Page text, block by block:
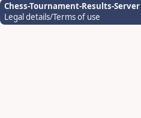
Chess-Tournament-Results-Server
Legal details/Terms of use